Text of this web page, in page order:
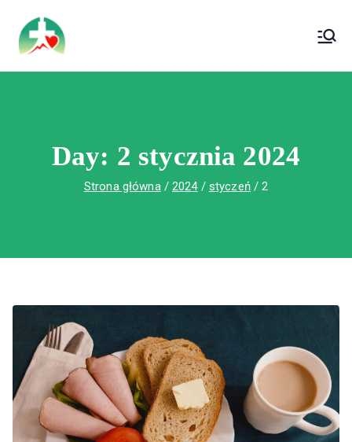
treści
Wojewódzki Szpital Specjalistyczny im.
Św. Rafała w Czerwonej Górze
Day: 2 stycznia 2024
Strona główna 2024 styczeń 2